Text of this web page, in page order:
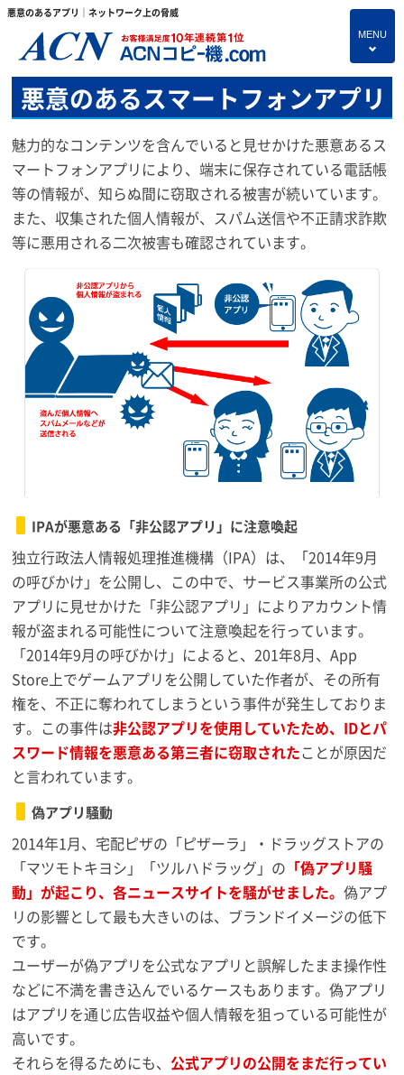
悪意のあるアプリ｜ネットワーク上の脅威
MENU
4
HOME
保守サービス
コピー機あれこれ
複合機・情報セキュリティブログ
よくあるご質問
独立・開業支援プラン
お問い合わせ
悪意のあるスマートフォンアプリ
魅力的なコンテンツを含んでいると見せかけた悪意あるス
マートフォンアプリにより、端末に保存されている電話帳
等の情報が、知らぬ間に窃取される被害が続いています。
また、収集された個人情報が、スパム送信や不正請求詐欺
等に悪用される二次被害も確認されています。
IPAが悪意ある「非公認アプリ」に注意喚起
独立行政法人情報処理推進機構（IPA）は、「2014年9月
の呼びかけ」を公開し、この中で、サービス事業所の公式
アプリに見せかけた「非公認アプリ」によりアカウント情
報が盗まれる可能性について注意喚起を行っています。
「2014年9月の呼びかけ」によると、201年8月、App
Store上でゲームアプリを公開していた作者が、その所有
権を、不正に奪われてしまうという事件が発生しておりま
す。この事件は非公認アプリを使用していたため、IDとパ
スワード情報を悪意ある第三者に窃取されたことが原因だ
と言われています。
偽アプリ騒動
2014年1月、宅配ピザの「ピザーラ」・ドラッグストアの
「マツモトキヨシ」「ツルハドラッグ」の 「偽アプリ騒
動」が起こり、各ニュースサイトを騒がせました。偽アプ
リの影響として最も大きいのは、ブランドイメージの低下
です。
ユーザーが偽アプリを公式なアプリと誤解したまま操作性
などに不満を書き込んでいるケースもあります。偽アプリ
はアプリを通じ広告収益や個人情報を狙っている可能性が
高いです。
それらを得るためにも、 公式アプリの公開をまだ行ってい